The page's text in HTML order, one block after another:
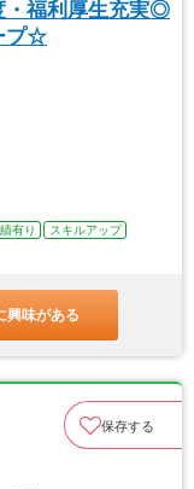
・福利厚生充実◎
プ☆
有り
スキルアップ
興味がある
保存する